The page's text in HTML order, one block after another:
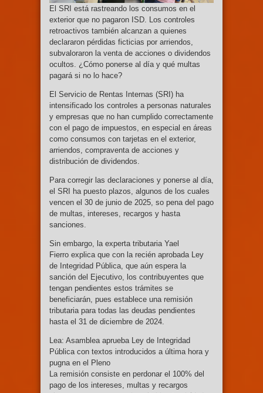
El SRI está rastreando los consumos en el
exterior que no pagaron ISD. Los controles
retroactivos también alcanzan a quienes
declararon pérdidas ficticias por arriendos,
subvaloraron la venta de acciones o dividendos
ocultos. ¿Cómo ponerse al día y qué multas
pagará si no lo hace?
El Servicio de Rentas Internas (SRI) ha
intensificado los controles a personas naturales
y empresas que no han cumplido correctamente
con el pago de impuestos, en especial en áreas
como consumos con tarjetas en el exterior,
arriendos, compraventa de acciones y
distribución de dividendos.
Para corregir las declaraciones y ponerse al día,
el SRI ha puesto plazos, algunos de los cuales
vencen el 30 de junio de 2025, so pena del pago
de multas, intereses, recargos y hasta
sanciones.
Sin embargo, la experta tributaria Yael
Fierro explica que con la recién aprobada Ley
de Integridad Pública, que aún espera la
sanción del Ejecutivo, los contribuyentes que
tengan pendientes estos trámites se
beneficiarán, pues establece una remisión
tributaria para todas las deudas pendientes
hasta el 31 de diciembre de 2024.
Lea: Asamblea aprueba Ley de Integridad
Pública con textos introducidos a última hora y
pugna en el Pleno
La remisión consiste en perdonar el 100% del
pago de los intereses, multas y recargos